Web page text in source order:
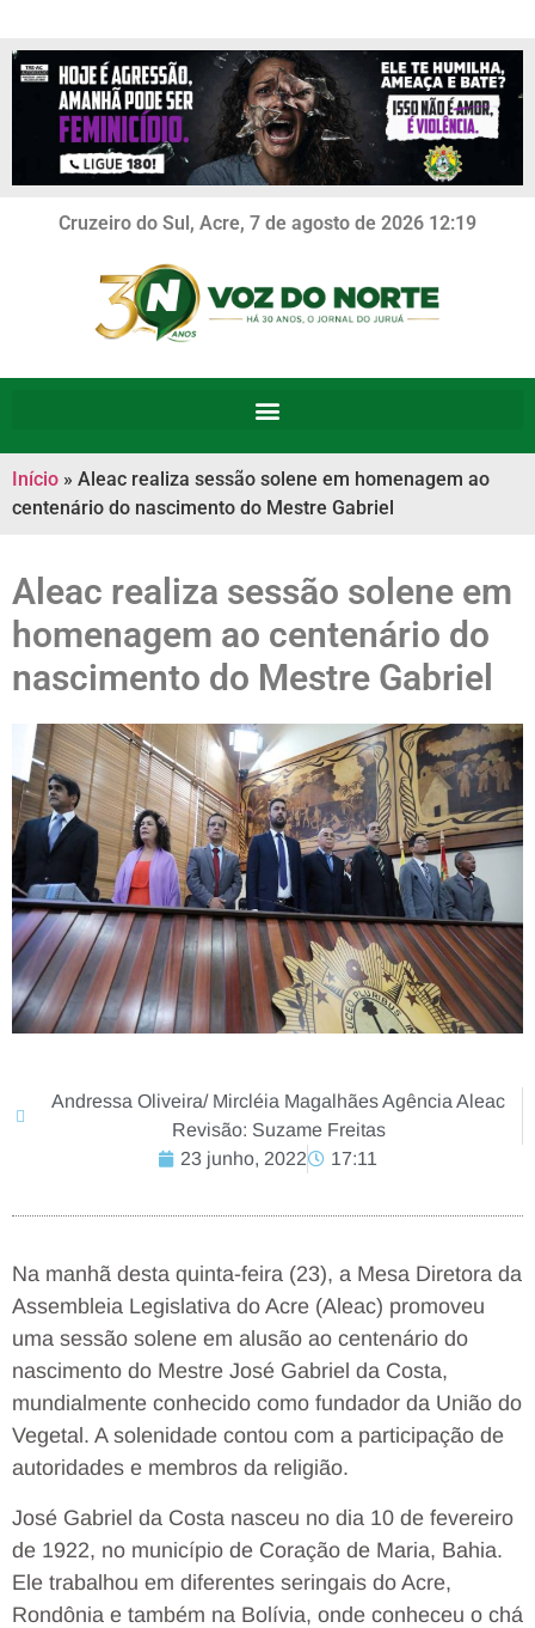
Cruzeiro do Sul, Acre, 7 de agosto de 2026 12:19
Início » Aleac realiza sessão solene em homenagem ao
centenário do nascimento do Mestre Gabriel
Aleac realiza sessão solene em
homenagem ao centenário do
nascimento do Mestre Gabriel
Andressa Oliveira/ Mircléia Magalhães Agência Aleac
Revisão: Suzame Freitas
23 junho, 2022
17:11
Na manhã desta quinta-feira (23), a Mesa Diretora da
Assembleia Legislativa do Acre (Aleac) promoveu
uma sessão solene em alusão ao centenário do
nascimento do Mestre José Gabriel da Costa,
mundialmente conhecido como fundador da União do
Vegetal. A solenidade contou com a participação de
autoridades e membros da religião.
José Gabriel da Costa nasceu no dia 10 de fevereiro
de 1922, no município de Coração de Maria, Bahia.
Ele trabalhou em diferentes seringais do Acre,
Rondônia e também na Bolívia, onde conheceu o chá